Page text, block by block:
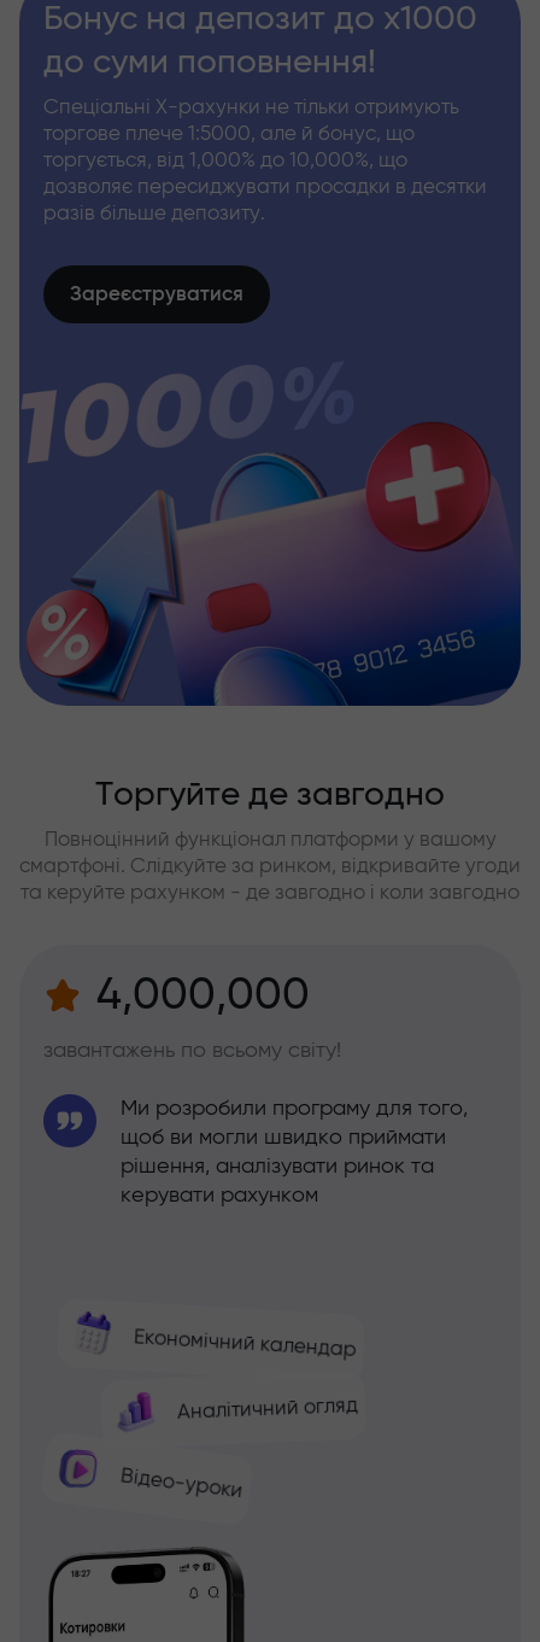
Бонус на депозит до х1000
до суми поповнення!
Спеціальні Х-рахунки не тільки отримують
торгове плече 1:5000, але й бонус, що
торгується, від 1,000% до 10,000%, що
дозволяє пересиджувати просадки в десятки
разів більше депозиту.
Зареєструватися
Торгуйте де завгодно
Повноцінний функціонал платформи у вашому
смартфоні. Слідкуйте за ринком, відкривайте угоди
та керуйте рахунком - де завгодно і коли завгодно
4,000,000
завантажень по всьому світу!
Економічний календар
Аналітичний огляд
Відео-уроки
Ми розробили програму для того,
щоб ви могли швидко приймати
рішення, аналізувати ринок та
керувати рахунком